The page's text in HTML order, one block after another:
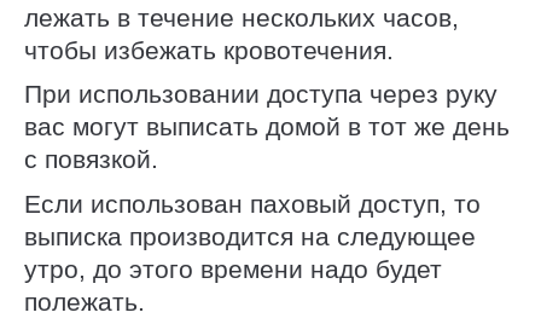
лежать в течение нескольких часов,
чтобы избежать кровотечения.
При использовании доступа через руку
вас могут выписать домой в тот же день
с повязкой.
Если использован паховый доступ, то
выписка производится на следующее
утро, до этого времени надо будет
полежать.